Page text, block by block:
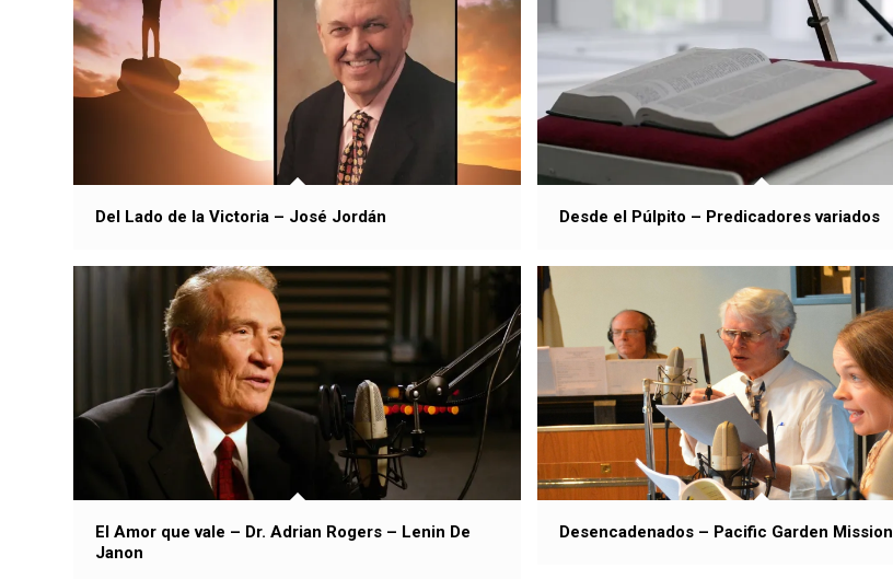
Del Lado de la Victoria – José Jordán Desde el Púlpito – Predicadores variados
Desencadenados – Pacific Garden Mission
El Amor que vale – Dr. Adrian Rogers – Lenin De
Janon